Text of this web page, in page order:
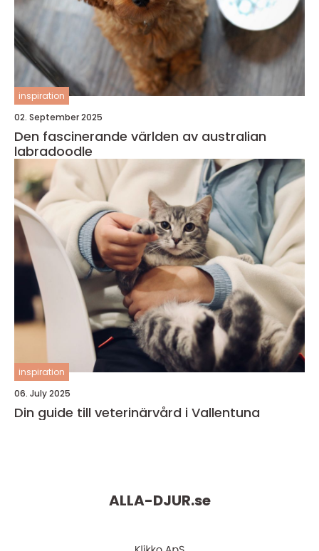
inspiration
02. September 2025
Den fascinerande världen av australian
labradoodle
inspiration
06. July 2025
Din guide till veterinärvård i Vallentuna
ALLA-DJUR.se